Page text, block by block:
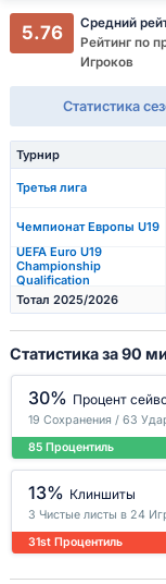
5.76
Средний
Рейтинг по
Игроков
Статистика
Турнир
Третья лига
Чемпионат Европы U19
UEFA Euro U19
Championship
Qualification
Тотал 2025/2026
Статистика за 90
30% Процент
19 Сохранения / 63
85 Процентиль
13% Клиншиты
3 Чистые листы в 24
31st Процентиль